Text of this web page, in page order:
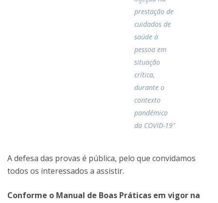
prestação de
cuidados de
saúde à
pessoa em
situação
crítica,
durante o
contexto
pandémico
da COVID-19"
A defesa das provas é pública, pelo que convidamos
todos os interessados a assistir.
Conforme o Manual de Boas Práticas em vigor na